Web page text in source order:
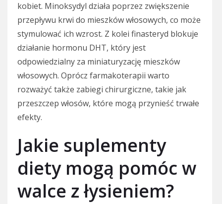
kobiet. Minoksydyl działa poprzez zwiększenie
przepływu krwi do mieszków włosowych, co może
stymulować ich wzrost. Z kolei finasteryd blokuje
działanie hormonu DHT, który jest
odpowiedzialny za miniaturyzację mieszków
włosowych. Oprócz farmakoterapii warto
rozważyć także zabiegi chirurgiczne, takie jak
przeszczep włosów, które mogą przynieść trwałe
efekty.
Jakie suplementy
diety mogą pomóc w
walce z łysieniem?